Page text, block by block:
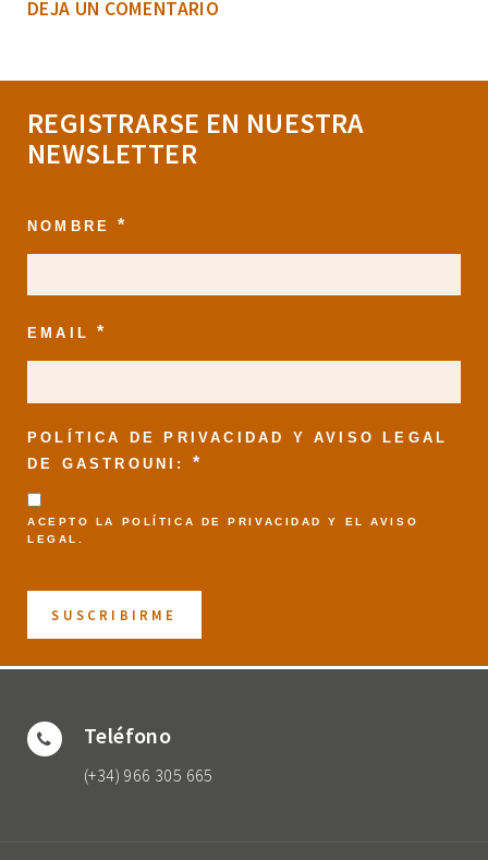
DEJA UN COMENTARIO
REGISTRARSE EN NUESTRA
NEWSLETTER
NOMBRE*
EMAIL*
POLÍTICA DE PRIVACIDAD Y AVISO LEGAL
DE GASTROUNI: *
ACEPTO LA POLÍTICA DE PRIVACIDAD Y ELAVISO
LEGAL .
Teléfono
(+34) 966 305 665